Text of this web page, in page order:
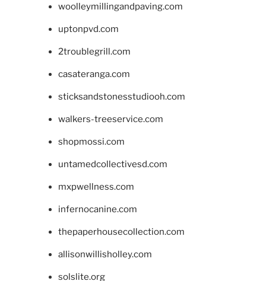
woolleymillingandpaving.com
uptonpvd.com
2troublegrill.com
casateranga.com
sticksandstonesstudiooh.com
walkers-treeservice.com
shopmossi.com
untamedcollectivesd.com
mxpwellness.com
infernocanine.com
thepaperhousecollection.com
allisonwillisholley.com
solslite.org